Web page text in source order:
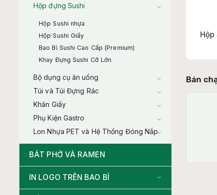
Hộp đựng Sushi
Hộp Sushi nhựa
Hộp Sushi Giấy
Bao Bì Sushi Cao Cấp (Premium)
Khay Đựng Sushi Cỡ Lớn
Bộ dụng cụ ăn uống
Túi và Túi Đựng Rác
Khăn Giấy
Phụ Kiện Gastro
Lon Nhựa PET và Hệ Thống Đóng Nắp
BÁT PHỞ VÀ RAMEN
IN LOGO TRÊN BAO BÌ
Bán